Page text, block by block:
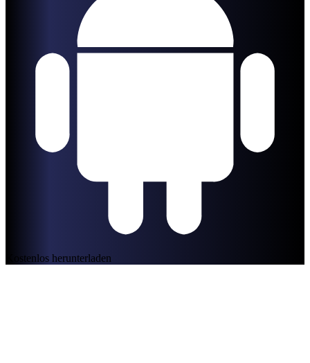
Kostenlos herunterladen